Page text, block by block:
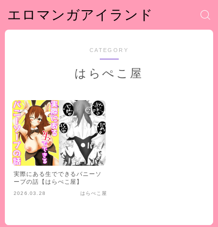
エロマンガアイランド
CATEGORY
はらぺこ屋
実際にある生でできるバニーソ
ープの話【はらぺこ屋】
2026.03.28 はらぺこ屋